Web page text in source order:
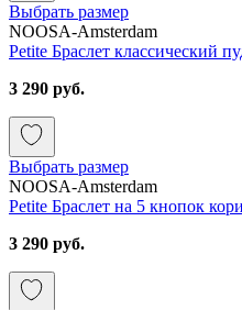
Выбрать размер
NOOSA-Amsterdam
Petite Браслет классический
3 290 руб.
Выбрать размер
NOOSA-Amsterdam
Petite Браслет на 5 кнопок
3 290 руб.